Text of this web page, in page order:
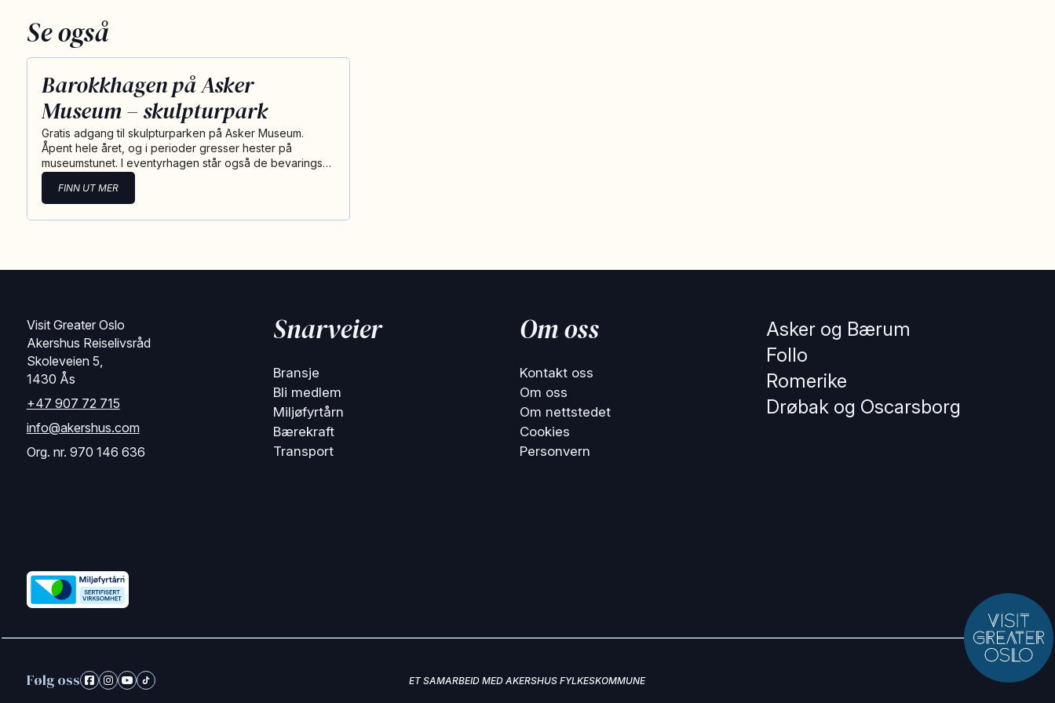
Se også
Barokkhagen på Asker
Museum – skulpturpark
Gratis adgang til skulpturparken på Asker Museum.
Åpent hele året, og i perioder gresser hester på
museumstunet. I eventyrhagen står også de bevarings…
FINN UT MER
Visit Greater Oslo
Akershus Reiselivsråd
Skoleveien 5,
1430 Ås
+47 907 72 715
info@akershus.com
Org. nr. 970 146 636
Snarveier
Bransje
Bli medlem
Miljøfyrtårn
Bærekraft
Transport
Om oss
Kontakt oss
Om oss
Om nettstedet
Cookies
Personvern
Asker og Bærum
Follo
Romerike
Drøbak og Oscarsborg
Følg oss ET SAMARBEID MED AKERSHUS FYLKESKOMMUNE